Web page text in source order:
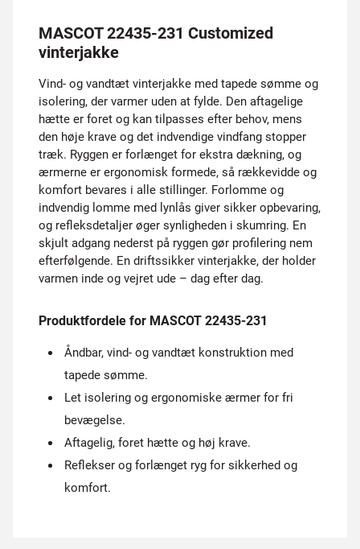
MASCOT 22435-231 Customized
vinterjakke
Vind- og vandtæt vinterjakke med tapede sømme og
isolering, der varmer uden at fylde. Den aftagelige
hætte er foret og kan tilpasses efter behov, mens
den høje krave og det indvendige vindfang stopper
træk. Ryggen er forlænget for ekstra dækning, og
ærmerne er ergonomisk formede, så rækkevidde og
komfort bevares i alle stillinger. Forlomme og
indvendig lomme med lynlås giver sikker opbevaring,
og refleksdetaljer øger synligheden i skumring. En
skjult adgang nederst på ryggen gør profilering nem
efterfølgende. En driftssikker vinterjakke, der holder
varmen inde og vejret ude – dag efter dag.
Produktfordele for MASCOT 22435-231
Åndbar, vind- og vandtæt konstruktion med
tapede sømme.
Let isolering og ergonomiske ærmer for fri
bevægelse.
Aftagelig, foret hætte og høj krave.
Reflekser og forlænget ryg for sikkerhed og
komfort.